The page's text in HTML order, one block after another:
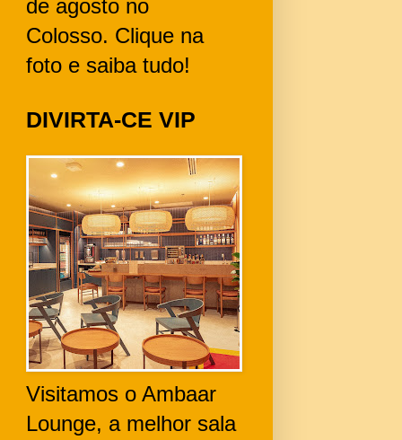
de agosto no
Colosso. Clique na
foto e saiba tudo!
DIVIRTA-CE VIP
Visitamos o Ambaar
Lounge, a melhor sala